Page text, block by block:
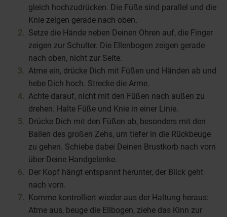
gleich hochzudrücken. Die Füße sind parallel und die
Knie zeigen gerade nach oben.
Setze die Hände neben Deinen Ohren auf, die Finger
zeigen zur Schulter. Die Ellenbogen zeigen gerade
nach oben, nicht zur Seite.
Atme ein, drücke Dich mit Füßen und Händen ab und
hebe Dich hoch. Strecke die Arme.
Achte darauf, nicht mit den Füßen nach außen zu
drehen. Halte Füße und Knie in einer Linie.
Drücke Dich mit den Füßen ab, besonders mit den
Ballen des großen Zehs, um tiefer in die Rückbeuge
zu gehen. Schiebe dabei Deinen Brustkorb nach vorn
über Deine Handgelenke.
Der Kopf hängt entspannt herunter, der Blick geht
nach vorn.
Komme kontrolliert wieder aus der Haltung heraus:
Atme aus, beuge die Ellbogen, ziehe das Kinn zur